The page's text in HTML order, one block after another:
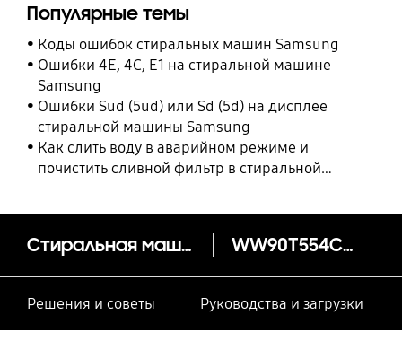
Популярные темы
Коды ошибок стиральных машин Samsung
Ошибки 4E, 4C, E1 на стиральной машине
Samsung
Ошибки Sud (5ud) или Sd (5d) на дисплее
стиральной машины Samsung
Как слить воду в аварийном режиме и
почистить сливной фильтр в стиральной
Стиральная машина с Addwash, 9 кг, WW5500T WW90T554CAT/LP
Решения и советы Руководства и загрузки